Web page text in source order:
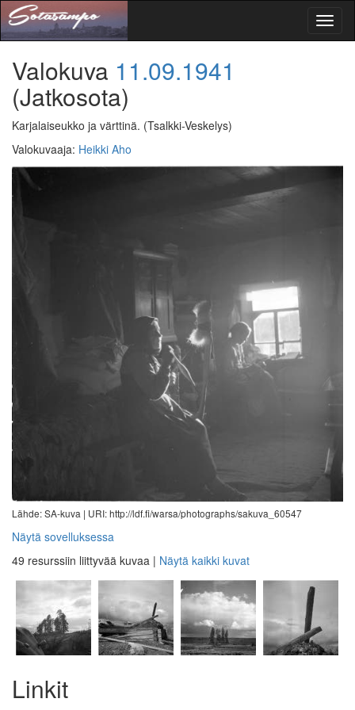
Valokuva 11.09.1941
(Jatkosota)
Karjalaiseukko ja värttinä. (Tsalkki-Veskelys)
Valokuvaaja: Heikki Aho
Lähde: SA-kuva | URI: http://ldf.fi/warsa/photographs/sakuva_60547
Näytä sovelluksessa
49 resurssiin liittyvää kuvaa | Näytä kaikki kuvat
Linkit